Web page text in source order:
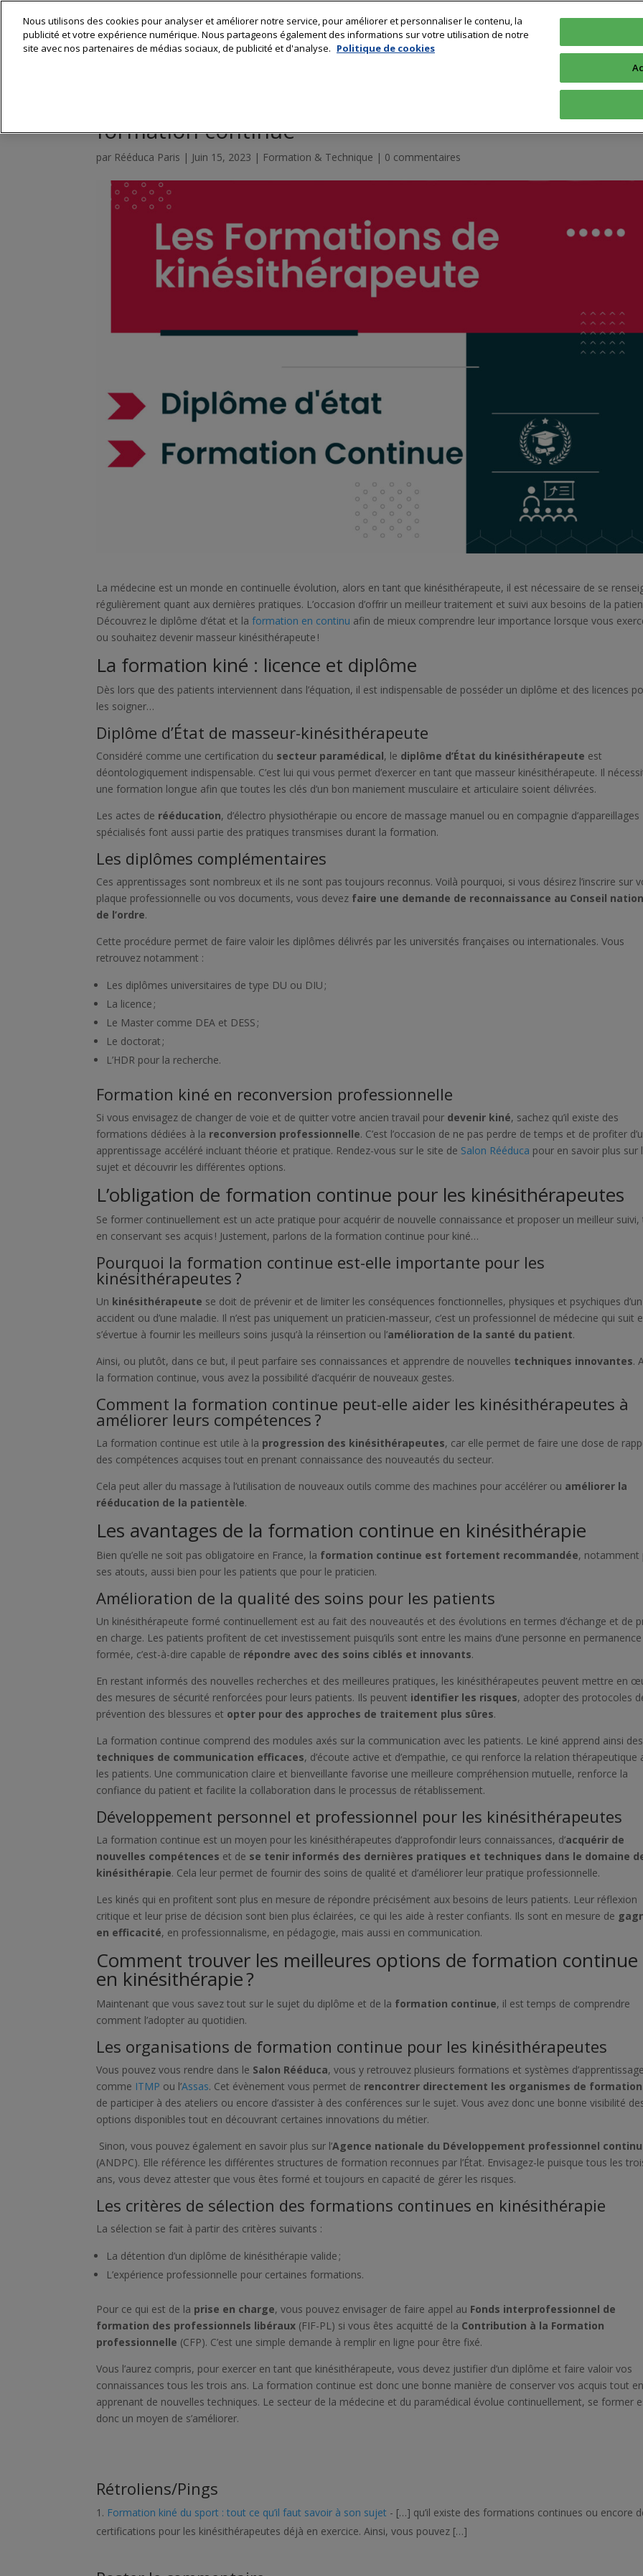
Matériel & Technologie Sciences & Recherche Profession Formation &
formation continue
par Rééduca Paris | Juin 15, 2023 | Formation & Technique | 0 commentaires
La médecine est un monde en continuelle évolution, alors en tant que kinésithérapeute, il est nécessaire de se
régulièrement quant aux dernières pratiques. L’occasion d’offrir un meilleur traitement et suivi aux besoins de la
Découvrez le diplôme d’état et laformation en continu afin de mieux comprendre leur importance lorsque vous
ou souhaitez devenir masseur kinésithérapeute !
La formation kiné : licence et diplôme
Dès lors que des patients interviennent dans l’équation, il est indispensable de posséder un diplôme et des licences
les soigner…
Diplôme d’État de masseur-kinésithérapeute
Considéré comme une certification du secteur paramédical, le diplôme d’État du kinésithérapeute est
déontologiquement indispensable. C’est lui qui vous permet d’exercer en tant que masseur kinésithérapeute. Il
une formation longue afin que toutes les clés d’un bon maniement musculaire et articulaire soient délivrées.
Les actes de rééducation, d’électro physiothérapie ou encore de massage manuel ou en compagnie d’appareillages
spécialisés font aussi partie des pratiques transmises durant la formation.
Les diplômes complémentaires
Ces apprentissages sont nombreux et ils ne sont pas toujours reconnus. Voilà pourquoi, si vous désirez l’inscrire sur
plaque professionnelle ou vos documents, vous devez faire une demande de reconnaissance au Conseil
de l’ordre.
Cette procédure permet de faire valoir les diplômes délivrés par les universités françaises ou internationales. Vous
retrouvez notamment :
Les diplômes universitaires de type DU ou DIU ;
La licence ;
Le Master comme DEA et DESS ;
Le doctorat ;
L’HDR pour la recherche.
Formation kiné en reconversion professionnelle
Si vous envisagez de changer de voie et de quitter votre ancien travail pour devenir kiné, sachez qu’il existe des
formations dédiées à la reconversion professionnelle. C’est l’occasion de ne pas perdre de temps et de profiter
apprentissage accéléré incluant théorie et pratique. Rendez-vous sur le site de Salon Rééduca pour en savoir plus sur
sujet et découvrir les différentes options.
L’obligation de formation continue pour les kinésithérapeutes
Se former continuellement est un acte pratique pour acquérir de nouvelle connaissance et proposer un meilleur
en conservant ses acquis ! Justement, parlons de laformation continue pour kiné…
Pourquoi la formation continue est-elle importante pour les
kinésithérapeutes ?
Un kinésithérapeute se doit de prévenir et de limiter les conséquences fonctionnelles, physiques et psychiques d’un
accident ou d’une maladie. Il n’est pas uniquement un praticien-masseur, c’est un professionnel de médecine qui suit
s’évertue à fournir les meilleurs soins jusqu’à la réinsertion ou l’amélioration de la santé du patient.
Ainsi, ou plutôt, dans ce but, il peut parfaire ses connaissances et apprendre de nouvelles techniques innovantes.
la formation continue, vous avez la possibilité d’acquérir de nouveaux gestes.
Comment la formation continue peut-elle aider les kinésithérapeutes à
améliorer leurs compétences ?
La formation continue est utile à la progression des kinésithérapeutes, car elle permet de faire une dose de
des compétences acquises tout en prenant connaissance des nouveautés du secteur.
Cela peut aller du massage à l’utilisation de nouveaux outils comme des machines pour accélérer ou améliorer la
rééducation de la patientèle.
Les avantages de la formation continue en kinésithérapie
Bien qu’elle ne soit pas obligatoire en France, la formation continue est fortement recommandée, notamment
ses atouts, aussi bien pour les patients que pour le praticien.
Amélioration de la qualité des soins pour les patients
Un kinésithérapeute formé continuellement est au fait des nouveautés et des évolutions en termes d’échange et de
en charge. Les patients profitent de cet investissement puisqu’ils sont entre les mains d’une personne en permanence
formée, c’est-à-dire capable de répondre avec des soins ciblés et innovants.
En restant informés des nouvelles recherches et des meilleures pratiques, les kinésithérapeutes peuvent mettre en
des mesures de sécurité renforcées pour leurs patients. Ils peuvent identifier les risques, adopter des protocoles
prévention des blessures et opter pour des approches de traitement plus sûres.
La formation continue comprend des modules axés sur la communication avec les patients. Le kiné apprend ainsi des
techniques de communication efficaces, d’écoute active et d’empathie, ce qui renforce la relation thérapeutique
les patients. Une communication claire et bienveillante favorise une meilleure compréhension mutuelle, renforce la
confiance du patient et facilite la collaboration dans le processus de rétablissement.
Développement personnel et professionnel pour les kinésithérapeutes
La formation continue est un moyen pour les kinésithérapeutes d’approfondir leurs connaissances, d’acquérir de
nouvelles compétences et de se tenir informés des dernières pratiques et techniques dans le domaine
kinésithérapie. Cela leur permet de fournir des soins de qualité et d’améliorer leur pratique professionnelle.
Les kinés qui en profitent sont plus en mesure de répondre précisément aux besoins de leurs patients. Leur réflexion
critique et leur prise de décision sont bien plus éclairées, ce qui les aide à rester confiants. Ils sont en mesure de
en efficacité, en professionnalisme, en pédagogie, mais aussi en communication.
Comment trouver les meilleures options de formation continue
en kinésithérapie ?
Maintenant que vous savez tout sur le sujet du diplôme et de la formation continue, il est temps de comprendre
comment l’adopter au quotidien.
Les organisations de formation continue pour les kinésithérapeutes
Vous pouvez vous rendre dans le Salon Rééduca, vous y retrouvez plusieurs formations et systèmes
comme ITMP ou l’Assas. Cet évènement vous permet de rencontrer directement les organismes de
de participer à des ateliers ou encore d’assister à des conférences sur le sujet. Vous avez donc une bonne visibilité
options disponibles tout en découvrant certaines innovations du métier.
Sinon, vous pouvez également en savoir plus sur l’Agence nationale du Développement professionnel continu
(ANDPC). Elle référence les différentes structures de formation reconnues par l’État. Envisagez-le puisque tous les
ans, vous devez attester que vous êtes formé et toujours en capacité de gérer les risques.
Les critères de sélection des formations continues en kinésithérapie
La sélection se fait à partir des critères suivants :
La détention d’un diplôme de kinésithérapie valide ;
L’expérience professionnelle pour certaines formations.
Pour ce qui est de la prise en charge, vous pouvez envisager de faire appel au Fonds interprofessionnel de
formation des professionnels libéraux (FIF-PL) si vous êtes acquitté de la Contribution à la Formation
professionnelle (CFP). C’est une simple demande à remplir en ligne pour être fixé.
Vous l’aurez compris, pour exercer en tant que kinésithérapeute, vous devez justifier d’un diplôme et faire valoir vos
connaissances tous les trois ans. La formation continue est donc une bonne manière de conserver vos acquis tout en
apprenant de nouvelles techniques. Le secteur de la médecine et du paramédical évolue continuellement, se former
donc un moyen de s’améliorer.
Rétroliens/Pings
Formation kiné du sport : tout ce qu’il faut savoir à son sujet - […] qu’il existe des formations continues ou encore
certifications pour les kinésithérapeutes déjà en exercice. Ainsi, vous pouvez […]
Nous utilisons des cookies pour analyser et améliorer notre service, pour améliorer et personnaliser le contenu, la
publicité et votre expérience numérique. Nous partageons également des informations sur votre utilisation de notre
site avec nos partenaires de médias sociaux, de publicité et d'analyse. Politique de cookies